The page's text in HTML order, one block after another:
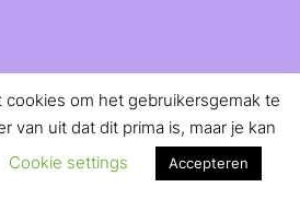
om het gebruikersgemak te
van uit dat dit prima is, maar je kan
Cookie settings Accepteren